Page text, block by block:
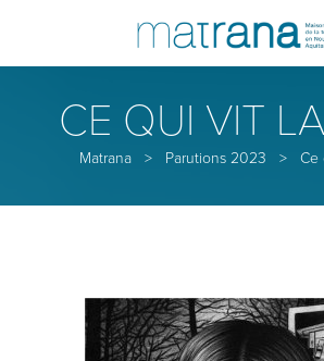
CE QUI VIT
Matrana > Parutions 2023 > Ce